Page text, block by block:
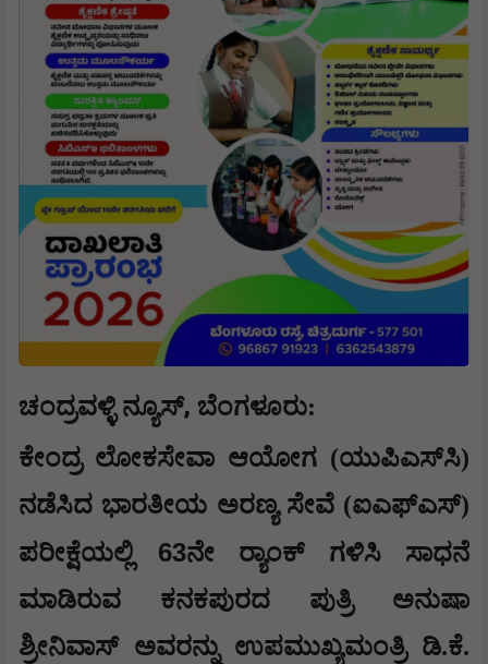
ಚಂದ್ರವಳ್ಳಿ ನ್ಯೂಸ್, ​ಬೆಂಗಳೂರು:
ಕೇಂದ್ರ ಲೋಕಸೇವಾ ಆಯೋಗ (ಯುಪಿಎಸ್‌ಸಿ)
ನಡೆಸಿದ ಭಾರತೀಯ ಅರಣ್ಯ ಸೇವೆ (ಐಎಫ್‌ಎಸ್‌)
ಪರೀಕ್ಷೆಯಲ್ಲಿ 63ನೇ ರ‍್ಯಾಂಕ್ ಗಳಿಸಿ ಸಾಧನೆ
ಮಾಡಿರುವ ಕನಕಪುರದ ಪುತ್ರಿ ಅನುಷಾ
ಶ್ರೀನಿವಾಸ್‌ ಅವರನ್ನು ಉಪಮುಖ್ಯಮಂತ್ರಿ ಡಿ.ಕೆ.